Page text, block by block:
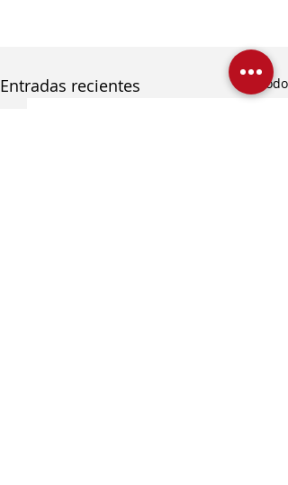
Entradas recientes Ver todo